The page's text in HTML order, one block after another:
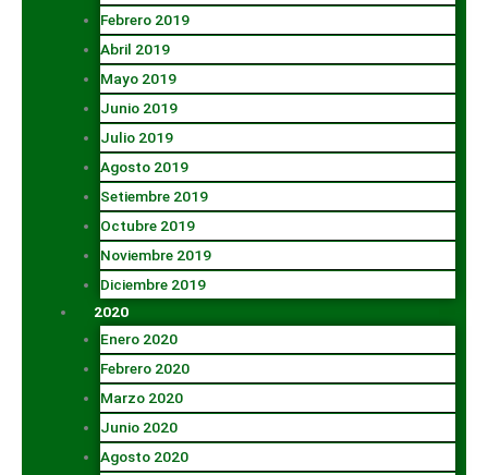
Febrero 2019
Abril 2019
Mayo 2019
Junio 2019
Julio 2019
Agosto 2019
Setiembre 2019
Octubre 2019
Noviembre 2019
Diciembre 2019
2020
Enero 2020
Febrero 2020
Marzo 2020
Junio 2020
Agosto 2020